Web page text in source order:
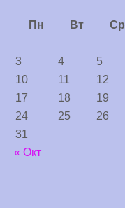
Пн
Вт Ср
3
4 5
10
11 12
17
18 19
24
25 26
31
« Окт